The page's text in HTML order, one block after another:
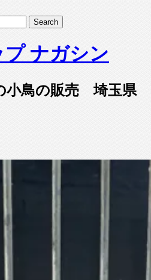
ナガシン
小鳥の販売 埼玉県